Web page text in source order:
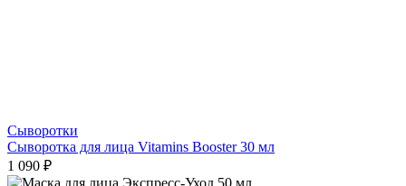
Сыворотки
Сыворотка для лица Vitamins Booster 30 мл
1 090 ₽